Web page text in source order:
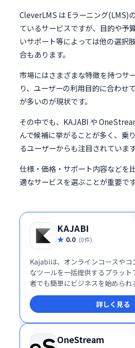
CleverLMS は Eラーニング(LMS)
ているサービスですが、目的や予
いサポート等によっては他の選択
合もあります。
市場にはさまざまな特徴を持つサ
り、ユーザーの利用目的に合わせ
が多いのが現状です。
その中でも、KAJABI や
んで候補に挙がることが多く、乗
るユーザーからも注目されています
仕様・価格・サポート内容などを
適なサービスを選ぶことが重要です
KAJABI
0.0 (0件)
Kajabiは、オンラインコースやコ
なツールを一括提供するプラット
者でも簡単にビジネスを始められ
す。
詳しく見る
OneStream